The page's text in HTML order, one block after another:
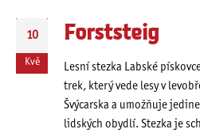
10
Kvě
Forststeig
Lesní stezka Labské
trek, který vede lesy v
Švýcarska a umožňuje
lidských obydlí. Stezka je